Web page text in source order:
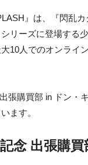
』は、『閃乱
リーズに登場する
10人でのオンライ
張購買部 in ドン・
ます。
念 出張購